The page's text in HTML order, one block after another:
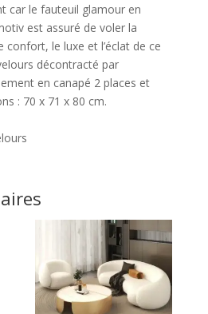
car le fauteuil glamour en
est assuré de voler la
confort, le luxe et l’éclat de ce
décontracté par
en canapé 2 places et
: 70 x 71 x 80 cm.